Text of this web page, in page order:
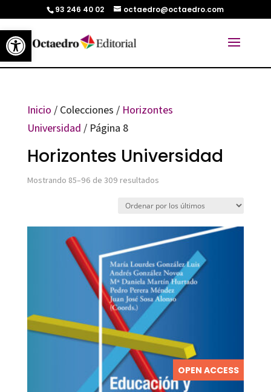
Abrir barra de herramientas
93 246 40 02 octaedro@octaedro.com
Inicio / Colecciones / Horizontes
Universidad / Página 8
Horizontes Universidad
Mostrando 85–96 de 309 resultadosOrdenado
últimos
OPEN ACCESS